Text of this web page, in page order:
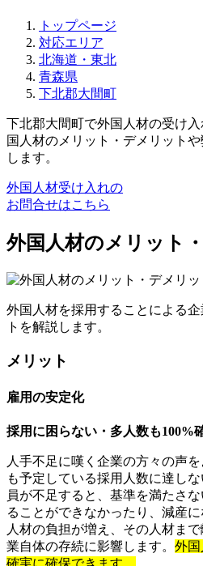
トップページ
対応エリア
北海道・東北
青森県
下北郡大間町
下北郡大間町で外国人材の受け
国人材のメリット・デメリット
します。
外国人材受け入れの
お問合せはこちら
外国人材のメリット
外国人材を採用することによる
トを解説します。
メリット
雇用の安定化
採用に困らない・多人数も100%
人手不足に嘆く企業の方々の声
も予定している採用人数に達し
員が不足すると、基準を満たさ
ることができなかったり、減産
人材の負担が増え、その人材ま
業自体の存続に影響します。 外
確実に確保できます。